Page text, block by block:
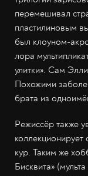
перемешивал
пластилиновым
был клоуном-
лора
улитки». Сам
Похожими
брата из
Режиссёр также
кур. Таким же
Бисквита»